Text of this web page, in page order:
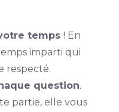
temps ! En
imparti qui
respecté.
question.
partie, elle vous